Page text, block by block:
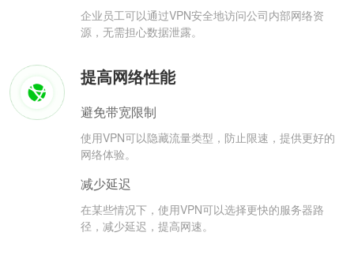
企业员工可以通过VPN安全地访问公司内部网络资
源，无需担心数据泄露。
提高网络性能
避免带宽限制
使用VPN可以隐藏流量类型，防止限速，提供更好的
网络体验。
减少延迟
在某些情况下，使用VPN可以选择更快的服务器路
径，减少延迟，提高网速。